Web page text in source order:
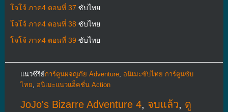
โจโจ้ ภาค4 ตอนที่ 37 ซับไทย
โจโจ้ ภาค4 ตอนที่ 38 ซับไทย
โจโจ้ ภาค4 ตอนที่ 39 ซับไทย
แนวซีรีย์การ์ตูนผจญภัย Adventure, อนิเมะซับไทย การ์ตูนซับ
ไทย, อนิเมะแนวแอ็คชั่น Action
JoJo's Bizarre Adventure 4, จบแล้ว, ดู